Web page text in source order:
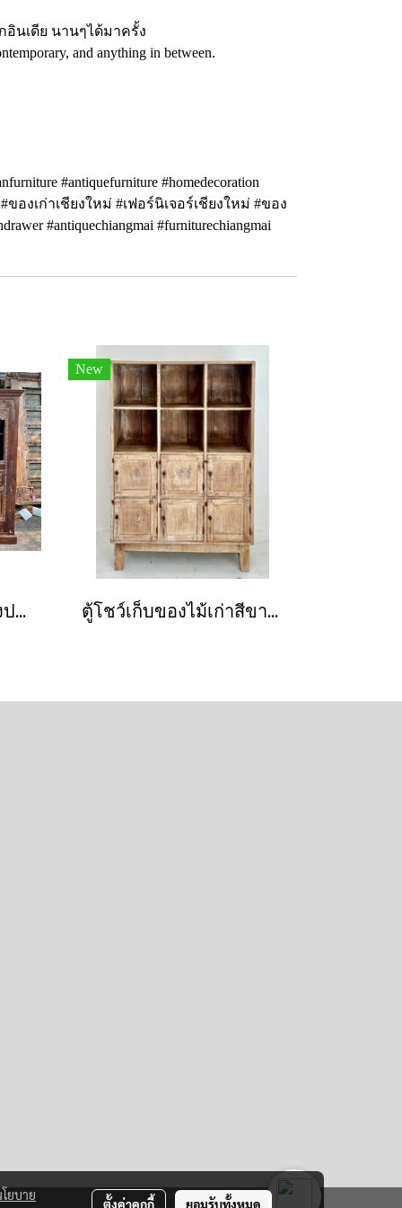
นเดีย นานๆได้มาครั้ง
and anything in between.
#antiquefurniture #homedecoration
ของเก่าเชียงใหม่ #เฟอร์นิเจอร์เชียงใหม่ #ของ
#antiquechiangmai #furniturechiangmai
ตู้โชว์ไม้ขนาดใหญ่สองประตูแต่งเหล็กกลึง
New
ตู้โชว์เก็บของไม้เก่าสีขาวหยาบที่เก็บของแบ่งหลายช่อง
ยบาย
ตั้งค่าคุกกี้ ยอมรับทั้งหมด